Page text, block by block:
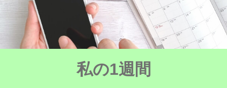
私の1週間